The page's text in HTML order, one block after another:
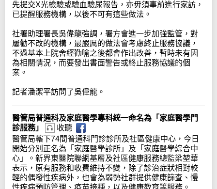
先提交X光檢驗或驗血驗尿報告，亦毋須事前進行家訪，
已提醒服務機構，以後不可有這些做法。
社署助理署長吳偉龍強調，署方會進一步加強監管，對
屢勸不改的機構，最嚴厲的做法會考慮終止服務協議，
不過基本上院舍經勸喻之後都會作出改善，暫時未有因
為相關情況，而要發出書面警告或終止服務協議的個
案。
記者潘潔平訪問了吳偉龍。
醫管局普通科及家庭醫學專科統一命名為「家庭醫學門
診服務」
收聽
醫管局轄下74間普通科門診診所及社區健康中心，今日
開始分別正名為「家庭醫學診所」及「家庭醫學綜合中
心」。新界東醫院聯網基層及社區健康服務總監梁堃華
表示，原有服務和收費維持不變，除了診治症狀相對較
輕的偶發性疾病外，也會為弱勢社群提供健康篩查、慢